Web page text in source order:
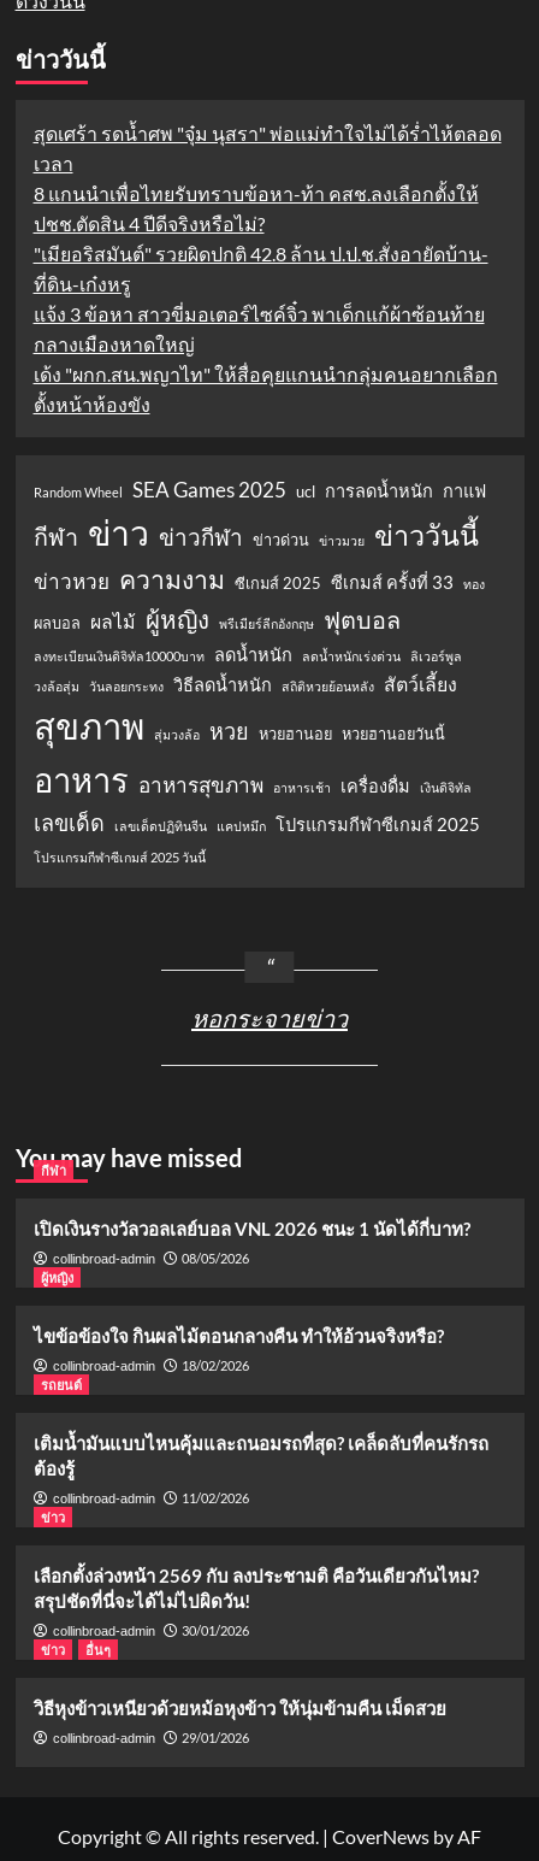
ข่าววันนี้
สุดเศร้า รดน้ำศพ "จุ๋ม นุสรา" พ่อแม่ทำใจไม่ได้ร่ำไห้ตลอด
เวลา
8 แกนนำเพื่อไทยรับทราบข้อหา-ท้า คสช.ลงเลือกตั้งให้
ปชช.ตัดสิน 4 ปีดีจริงหรือไม่?
"เมียอริสมันต์" รวยผิดปกติ 42.8 ล้าน ป.ป.ช.สั่งอายัดบ้าน-
ที่ดิน-เก๋งหรู
แจ้ง 3 ข้อหา สาวขี่มอเตอร์ไซค์จิ๋ว พาเด็กแก้ผ้าซ้อนท้าย
กลางเมืองหาดใหญ่
เด้ง "ผกก.สน.พญาไท" ให้สื่อคุยแกนนำกลุ่มคนอยากเลือก
ตั้งหน้าห้องขัง
Random Wheel SEA Games 2025 ucl การลดน้ำหนัก กาแฟ
กีฬา ข่าว ข่าวกีฬา ข่าวด่วน ข่าวมวย ข่าววันนี้
ข่าวหวย ความงาม ซีเกมส์ 2025 ซีเกมส์ ครั้งที่ 33 ทอง
ผลบอล ผลไม้ ผู้หญิง พรีเมียร์ลีกอังกฤษ ฟุตบอล
ลงทะเบียนเงินดิจิทัล10000บาท ลดน้ำหนัก ลดน้ำหนักเร่งด่วน
ลิเวอร์พูล
วงล้อสุ่ม
วันลอยกระทง วิธีลดน้ำหนัก สถิติหวยย้อนหลัง สัตว์เลี้ยง
สุขภาพ สุ่มวงล้อ หวย หวยฮานอย หวยฮานอยวันนี้
อาหาร อาหารสุขภาพ อาหารเช้า เครื่องดื่ม เงินดิจิทัล
เลขเด็ด เลขเด็ดปฏิทินจีน แคปหมึก โปรแกรมกีฬาซีเกมส์ 2025
โปรแกรมกีฬาซีเกมส์ 2025 วันนี้
หอกระจายข่าว
You may have missed
กีฬา
เปิดเงินรางวัลวอลเลย์บอล VNL 2026 ชนะ 1 นัดได้กี่บาท?
collinbroad-admin
08/05/2026
ผู้หญิง
ไขข้อข้องใจ กินผลไม้ตอนกลางคืน ทำให้อ้วนจริงหรือ?
collinbroad-admin
18/02/2026
รถยนต์
เติมน้ำมันแบบไหนคุ้มและถนอมรถที่สุด? เคล็ดลับที่คนรักรถ
ต้องรู้
collinbroad-admin
11/02/2026
ข่าว
เลือกตั้งล่วงหน้า 2569 กับ ลงประชามติ คือวันเดียวกันไหม?
สรุปชัดที่นี่จะได้ไม่ไปผิดวัน!
collinbroad-admin
30/01/2026
ข่าว
อื่นๆ
วิธีหุงข้าวเหนียวด้วยหม้อหุงข้าว ให้นุ่มข้ามคืน เม็ดสวย
collinbroad-admin 29/01/2026
Copyright © All rights reserved. | CoverNews by AF